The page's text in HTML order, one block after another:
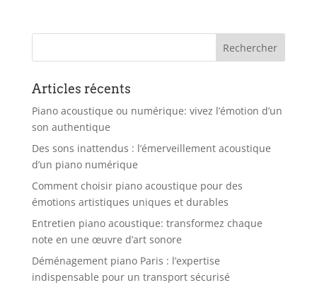
Articles récents
Piano acoustique ou numérique: vivez l’émotion d’un
son authentique
Des sons inattendus : l’émerveillement acoustique
d’un piano numérique
Comment choisir piano acoustique pour des
émotions artistiques uniques et durables
Entretien piano acoustique: transformez chaque
note en une œuvre d’art sonore
Déménagement piano Paris : l’expertise
indispensable pour un transport sécurisé